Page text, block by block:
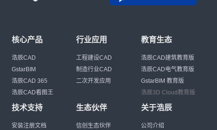
核心产品
浩辰CAD
GstarBIM
浩辰CAD 365
浩辰CAD看图王
行业应用
工程建设CAD
制造行业CAD
二次开发应用
教育生态
浩辰CAD建筑教育版
浩辰CAD电气教育版
GstarBIM 教育版
浩辰3D Cloud教育版
技术支持
安装注册文档
生态伙伴
信创生态伙伴
关于浩辰
公司介绍